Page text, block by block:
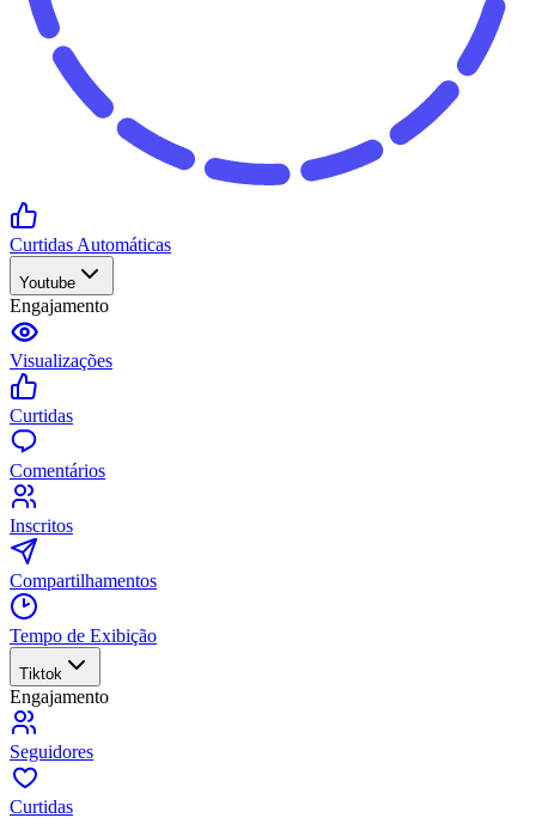
Curtidas Automáticas
Youtube
Engajamento
Visualizações
Curtidas
Comentários
Inscritos
Compartilhamentos
Tempo de Exibição
Tiktok
Engajamento
Seguidores
Curtidas